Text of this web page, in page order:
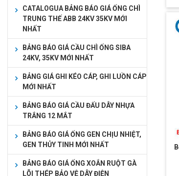
CATALOGUA BẢNG BÁO GIÁ ỐNG CHÌ
TRUNG THẾ ABB 24KV 35KV MỚI
NHẤT
BẢNG BÁO GIÁ CẦU CHÌ ỐNG SIBA
24KV, 35KV MỚI NHẤT
BẢNG GIÁ GHI KÉO CÁP, GHI LUỒN CÁP
MỚI NHẤT
BẢNG BÁO GIÁ CẦU ĐẤU DÂY NHỰA
TRẮNG 12 MẮT
BẢNG BÁO GIÁ ỐNG GEN CHỊU NHIỆT,
GEN THỦY TINH MỚI NHẤT
BẢNG BÁO GIÁ ỐNG XOẮN RUỘT GÀ
LÕI THÉP BẢO VỆ DÂY ĐIỆN